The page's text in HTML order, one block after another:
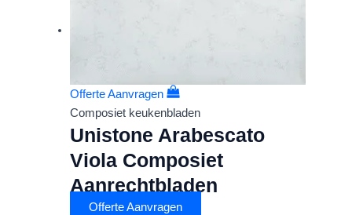
Offerte Aanvragen
Composiet keukenbladen
Unistone Arabescato
Viola Composiet
Aanrechtbladen
Offerte Aanvragen